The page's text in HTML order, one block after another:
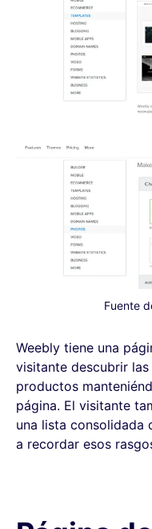
Fuente
Weebly tiene una
visitante descubrir
productos
página. El visitante
una lista consolidada
a recordar esos